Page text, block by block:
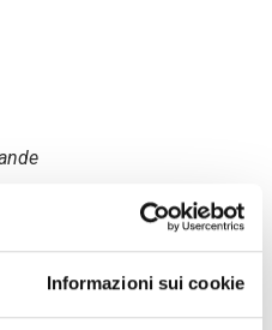
Informazioni sui cookie
nella testimonianza di
che possedevano
lui ed ai suoi amici affinché